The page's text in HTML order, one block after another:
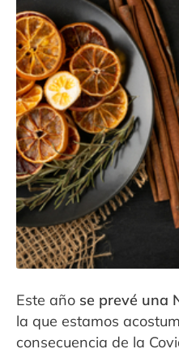
Contacto
Sala de Prensa
Este año se prevé una
la que estamos
consecuencia de la